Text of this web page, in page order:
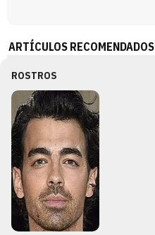
ARTÍCULOS RECOMENDADOS
ROSTROS